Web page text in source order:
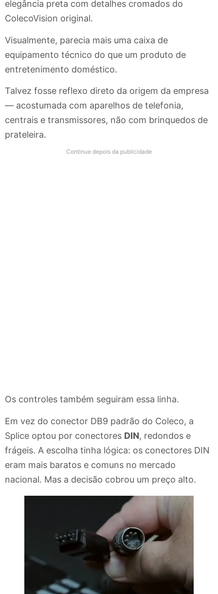
elegância preta com detalhes cromados do
ColecoVision original.
Visualmente, parecia mais uma caixa de
equipamento técnico do que um produto de
entretenimento doméstico.
Talvez fosse reflexo direto da origem da empresa
— acostumada com aparelhos de telefonia,
centrais e transmissores, não com brinquedos de
prateleira.
Continue depois da publicidade
Os controles também seguiram essa linha.
Em vez do conector DB9 padrão do Coleco, a
Splice optou por conectores DIN, redondos e
frágeis. A escolha tinha lógica: os conectores DIN
eram mais baratos e comuns no mercado
nacional. Mas a decisão cobrou um preço alto.